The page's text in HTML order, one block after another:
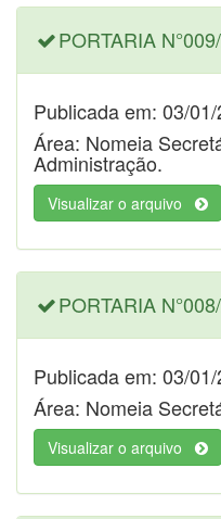
PORTARIA
Publicada em: 03/
Área: Nomeia
Administração.
Visualizar o arquivo
PORTARIA
Publicada em: 03/
Área: Nomeia
Visualizar o arquivo